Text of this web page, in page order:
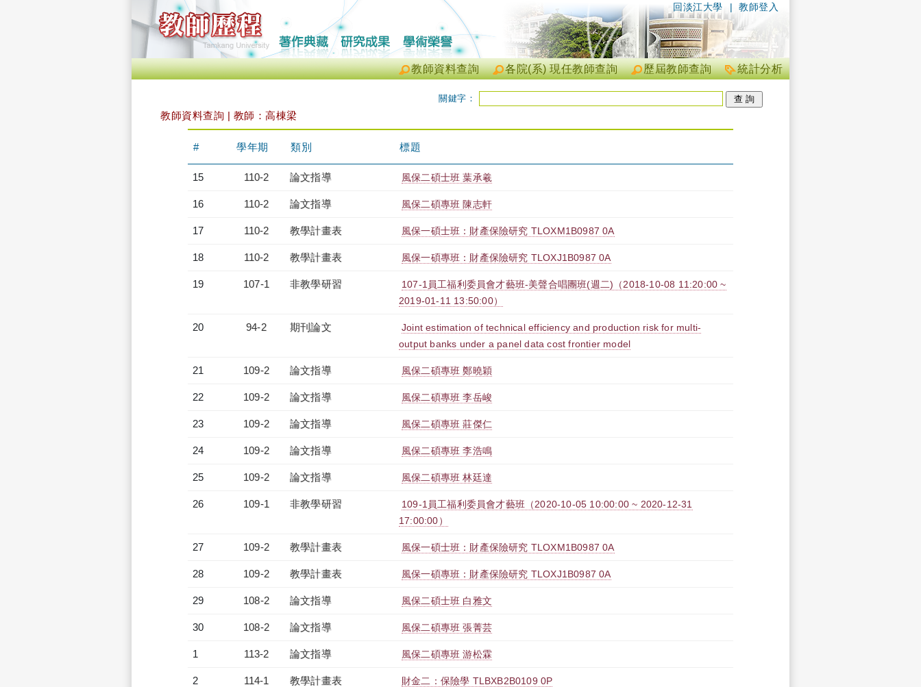
| 教師登入
回淡江大學
統計分析
歷屆教師查詢
各院(系) 現任教師查詢
教師資料查詢
關鍵字：
教師資料查詢 | 教師：高棟梁
# 學年期 類別 標題
15 110-2 論文指導 風保二碩士班 葉承羲
16 110-2 論文指導 風保二碩專班 陳志軒
17 110-2 教學計畫表 風保一碩士班：財產保險研究 TLOXM1B0987 0A
18 110-2 教學計畫表 風保一碩專班：財產保險研究 TLOXJ1B0987 0A
19 107-1 非教學研習
107-1員工福利委員會才藝班-美聲合唱團班(週二)（2018-10-08 11:20:00 ~
2019-01-11 13:50:00）
20 94-2 期刊論文
Joint estimation of technical efficiency and production risk for multi-
output banks under a panel data cost frontier model
21 109-2 論文指導 風保二碩專班 鄭曉穎
22 109-2 論文指導 風保二碩專班 李岳峻
23 109-2 論文指導 風保二碩專班 莊傑仁
24 109-2 論文指導 風保二碩專班 李浩鳴
25 109-2 論文指導 風保二碩專班 林廷達
26 109-1 非教學研習
109-1員工福利委員會才藝班（2020-10-05 10:00:00 ~ 2020-12-31
17:00:00）
27 109-2 教學計畫表 風保一碩士班：財產保險研究 TLOXM1B0987 0A
28 109-2 教學計畫表 風保一碩專班：財產保險研究 TLOXJ1B0987 0A
29 108-2 論文指導 風保二碩士班 白雅文
30 108-2 論文指導 風保二碩專班 張菁芸
1 113-2 論文指導 風保二碩專班 游松霖
2 114-1 教學計畫表 財金二：保險學 TLBXB2B0109 0P